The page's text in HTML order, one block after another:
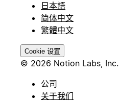
日本語
简体中文
繁體中文
Cookie 设置
© 2026 Notion Labs, Inc.
公司
关于我们